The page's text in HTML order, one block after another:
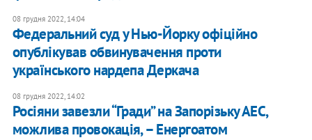
08 грудня 2022, 14:04
Федеральний суд у Нью-Йорку офіційно
опублікував обвинувачення проти
українського нардепа Деркача
08 грудня 2022, 14:02
Росіяни завезли “Гради” на Запорізьку АЕС,
можлива провокація, – Енергоатом